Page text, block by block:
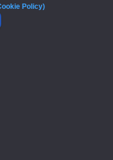
Articles
Policy)